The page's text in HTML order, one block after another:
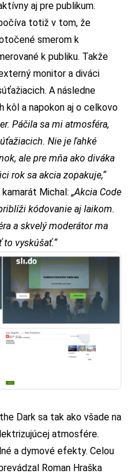
aj pre publikum.
totiž v tom, že
smerom k
k publiku. Takže
monitor a diváci
A následne
kôl a napokon aj o celkovo
Páčila sa mi atmosféra,
Nie je ľahké
ale pre mňa ako diváka
rok sa akcia zopakuje,“
Michal: „Akcia Code
kódovanie aj laikom.
a skvelý moderátor ma
vyskúšať.“
Dark sa tak ako všade na
atmosfére.
a dymové efekty. Celou
Roman Hraška